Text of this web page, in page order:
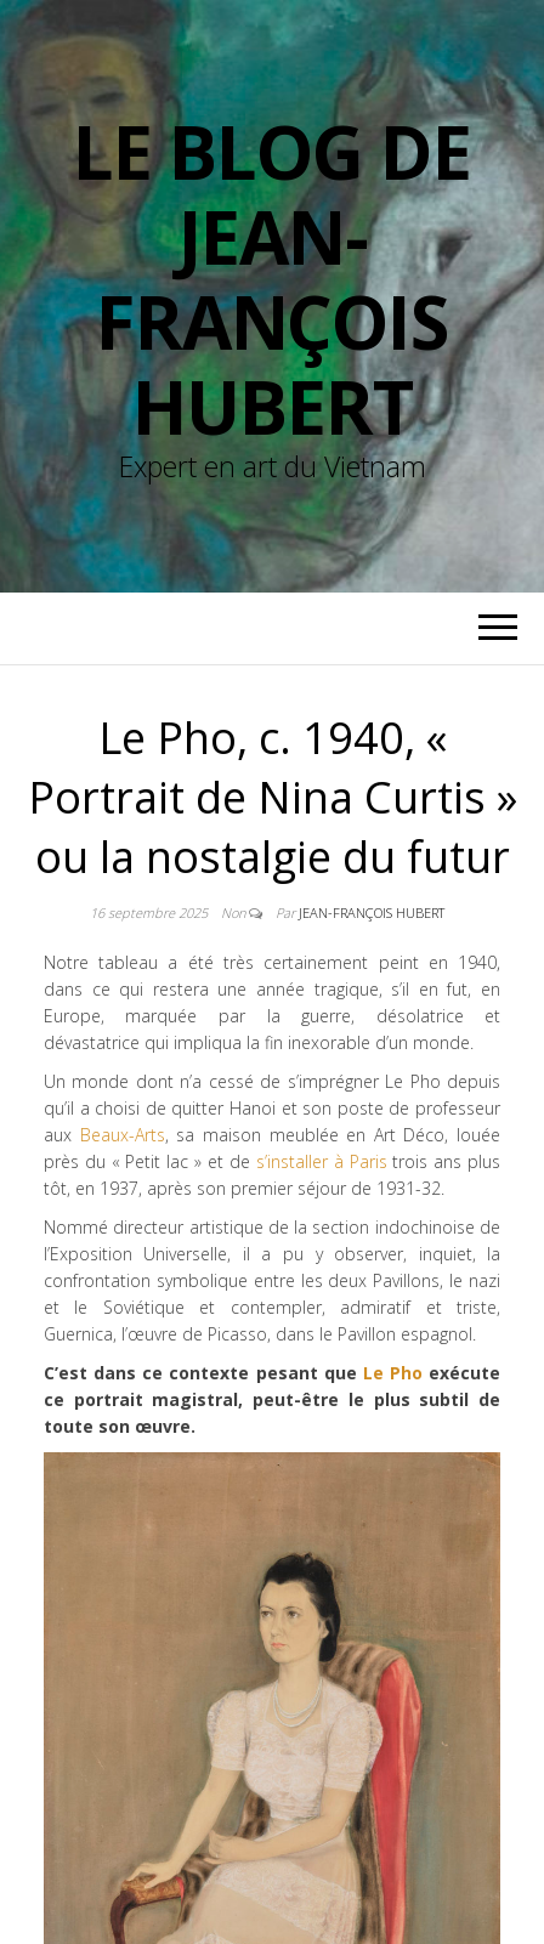
LE BLOG DE
JEAN-
FRANÇOIS
HUBERT
Expert en art du Vietnam
Le Pho, c. 1940, «
Portrait de Nina Curtis »
ou la nostalgie du futur
16 septembre 2025 Non ParJEAN-FRANÇOIS HUBERT
Notre tableau a été très certainement peint en 1940,
dans ce qui restera une année tragique, s’il en fut, en
Europe, marquée par la guerre, désolatrice et
dévastatrice qui impliqua la fin inexorable d’un monde.
Un monde dont n’a cessé de s’imprégner Le Pho depuis
qu’il a choisi de quitter Hanoi et son poste de professeur
aux Beaux-Arts, sa maison meublée en Art Déco, louée
près du « Petit lac » et de s’installer à Paris trois ans plus
tôt, en 1937, après son premier séjour de 1931-32.
Nommé directeur artistique de la section indochinoise de
l’Exposition Universelle, il a pu y observer, inquiet, la
confrontation symbolique entre les deux Pavillons, le nazi
et le Soviétique et contempler, admiratif et triste,
Guernica, l’œuvre de Picasso, dans le Pavillon espagnol.
C’est dans ce contexte pesant que Le Pho exécute
ce portrait magistral, peut-être le plus subtil de
toute son œuvre.